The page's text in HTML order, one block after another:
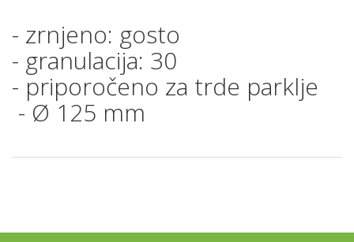
- zrnjeno: gosto
- granulacija: 30
- priporočeno za trde parklje
- Ø 125 mm